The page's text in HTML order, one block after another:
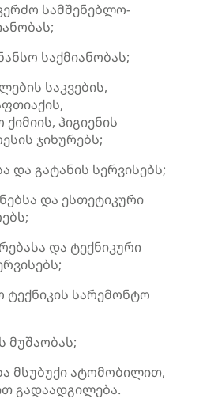
სამშენებლო-
საქმიანობას;
საკვების,
ჰიგიენის
ჯიხურებს;
და გატანის სერვისებს;
და ესთეტიკური
და ტექნიკური
სარემონტო
მუშაობას;
მსუბუქი ატომობილით,
გადაადგილება.